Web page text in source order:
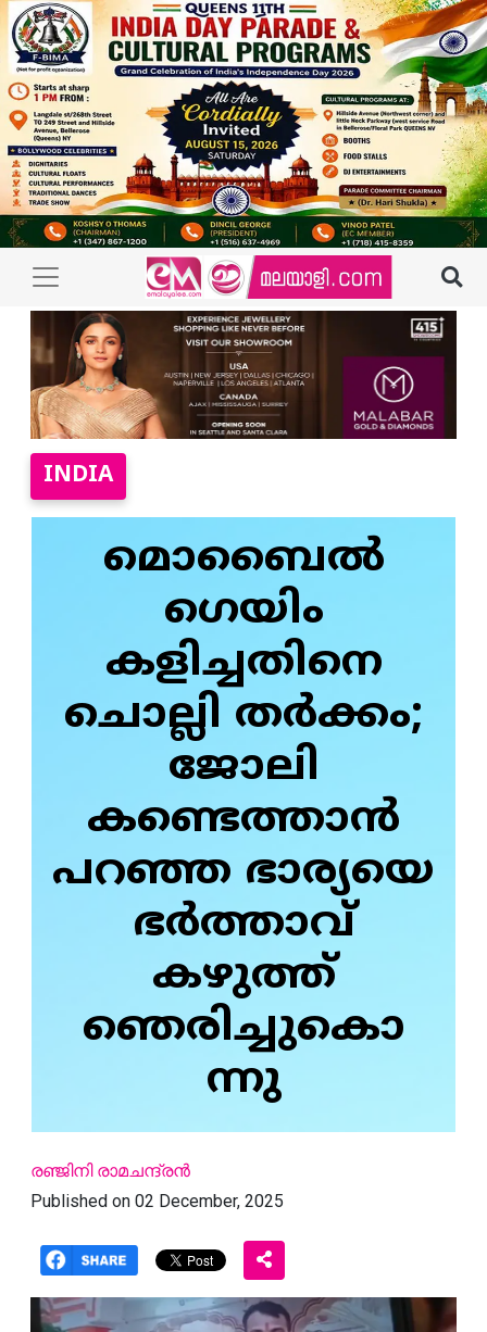
INDIA
മൊബൈൽ
ഗെയിം
കളിച്ചതിനെ
ചൊല്ലി തർക്കം;
ജോലി
കണ്ടെത്താൻ
പറഞ്ഞ ഭാര്യയെ
ഭർത്താവ്
കഴുത്ത്
ഞെരിച്ചുകൊ
ന്നു
രഞ്ജിനി രാമചന്ദ്രൻ
Published on 02 December, 2025